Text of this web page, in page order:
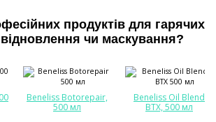
продуктів для гарячих
чи маскування?
Beneliss Botorepair,
500 мл
Beneliss Oil Blend
BTX, 500 мл